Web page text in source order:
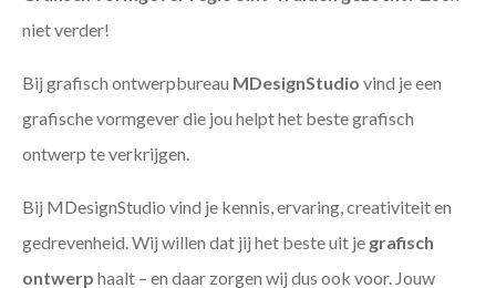
niet verder!
Bij grafisch ontwerpbureau MDesignStudio vind je een
grafische vormgever die jou helpt het beste grafisch
ontwerp te verkrijgen.
Bij MDesignStudio vind je kennis, ervaring, creativiteit en
gedrevenheid. Wij willen dat jij het beste uit je grafisch
ontwerp haalt – en daar zorgen wij dus ook voor. Jouw